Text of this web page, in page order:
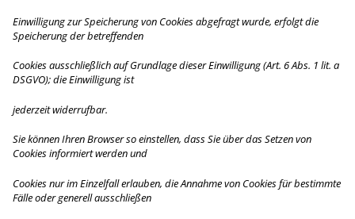
Einwilligung zur Speicherung von Cookies abgefragt wurde, erfolgt die
Speicherung der betreffenden
Cookies ausschließlich auf Grundlage dieser Einwilligung (Art. 6 Abs. 1 lit. a
DSGVO); die Einwilligung ist
jederzeit widerrufbar.
Sie können Ihren Browser so einstellen, dass Sie über das Setzen von
Cookies informiert werden und
Cookies nur im Einzelfall erlauben, die Annahme von Cookies für bestimmte
Fälle oder generell ausschließen